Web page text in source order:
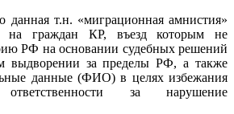
данная т.н. «миграционная амнистия»
на граждан КР, въезд которым не
РФ на основании судебных решений
выдворении за пределы РФ, а также
данные (ФИО) в целях избежания
ответственности за нарушение